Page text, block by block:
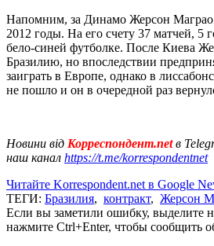
Напомним, за Динамо Жерсон Маграо
2012 годы. На его счету 37 матчей, 5
бело-синей футболке. После Киева
Бразилию, но впоследствии
заиграть в Европе, однако в
не пошло и он в очередной раз
Новини від Корреспондент.netв
наш канал https://t.me/korrespondentnet
Читайте Korrespondent.net в Google
ТЕГИ: Бразилия, контракт, Жерсон
Если вы заметили ошибку, выделите
нажмите Ctrl+Enter, чтобы сообщить